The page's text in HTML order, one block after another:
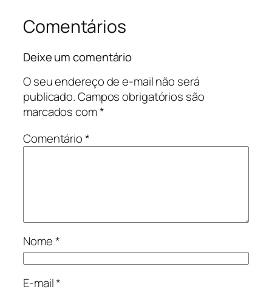
Comentários
Deixe um comentário
O seu endereço de e-mail não será
publicado.Campos obrigatórios são
marcados com*
Comentário*
Nome*
E-mail*